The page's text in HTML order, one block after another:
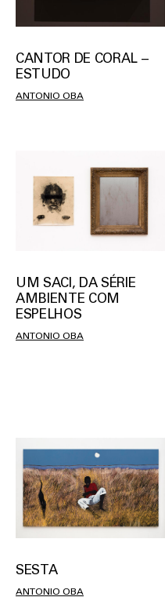
CANTOR DE CORAL –
ESTUDO
ANTONIO OBA
UM SACI, DA SÉRIE
AMBIENTE COM
ESPELHOS
ANTONIO OBA
SESTA
ANTONIO OBA